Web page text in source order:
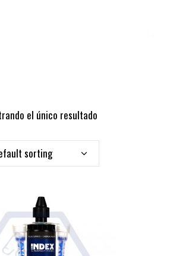
el único resultado
sorting